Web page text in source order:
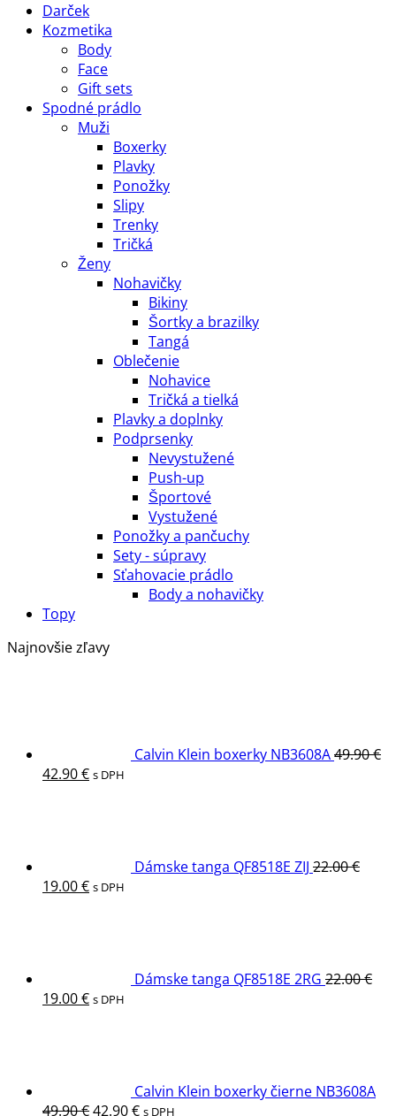
Darček
Kozmetika
Body
Face
Gift sets
Spodné prádlo
Muži
Boxerky
Plavky
Ponožky
Slipy
Trenky
Tričká
Ženy
Nohavičky
Bikiny
Šortky a brazilky
Tangá
Oblečenie
Nohavice
Tričká a tielká
Plavky a doplnky
Podprsenky
Nevystužené
Push-up
Športové
Vystužené
Ponožky a pančuchy
Sety - súpravy
Sťahovacie prádlo
Body a nohavičky
Topy
Najnovšie zľavy
Calvin Klein boxerky NB3608A49.90€
Pôvodná
42.90€Aktuálna
s DPH
Dámske tanga QF8518E ZIJ 22.00€
Pôvodná
19.00€Aktuálna
s DPH
Dámske tanga QF8518E 2RG 22.00€
Pôvodná
19.00€Aktuálna
s DPH
Calvin Klein boxerky čierne NB3608A
49.90€Pôvodná
42.90€Aktuálna
s DPH